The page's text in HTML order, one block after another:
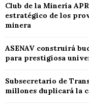
Club de la Minería
estratégico de los
minera
ASENAV construirá
para prestigiosa
Subsecretario de
millones duplicará la